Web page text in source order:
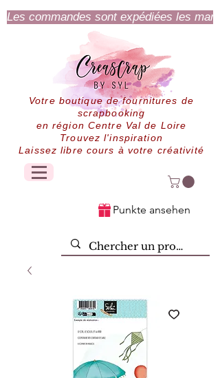
Les commandes sont expédiées les
Votre boutique de fournitures de
scrapbooking
en région Centre Val de Loire
Trouvez l'inspiration
Laissez libre cours à votre créativité
Punkte ansehen